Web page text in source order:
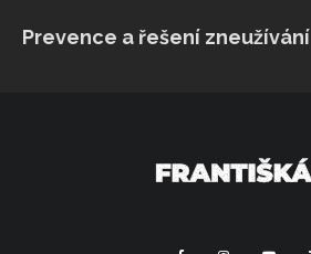
Prevence a řešení zneužívání